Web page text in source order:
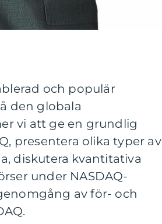
och populär
den globala
vi att ge en grundlig
presentera olika typer av
diskutera kvantitativa
under NASDAQ-
av för- och